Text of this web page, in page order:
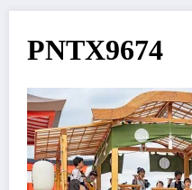
PNTX9674